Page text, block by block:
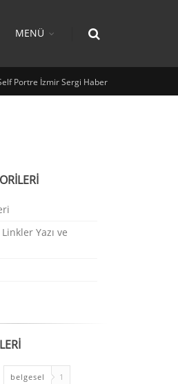
MENÜ
Portre İzmir Sergi Haber
Yazı ve
belgesel 1